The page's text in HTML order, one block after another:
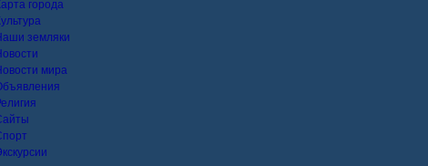
города
земляки
мира